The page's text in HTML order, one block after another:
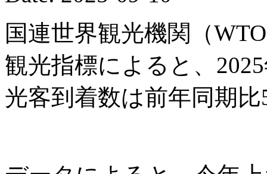
国連世界観光機関（
観光指標によると、
光客到着数は前年同期